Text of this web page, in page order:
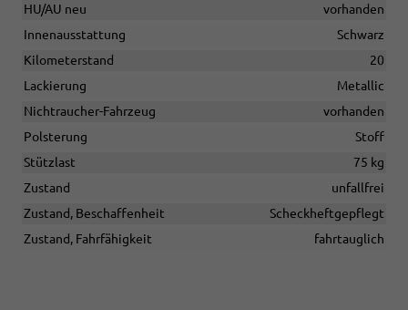
HU/AU neu
vorhanden
Innenausstattung
Schwarz
Kilometerstand
20
Lackierung
Metallic
Nichtraucher-Fahrzeug
vorhanden
Polsterung
Stoff
Stützlast
75 kg
Zustand
unfallfrei
Zustand, Beschaffenheit
Scheckheftgepflegt
Zustand, Fahrfähigkeit
fahrtauglich